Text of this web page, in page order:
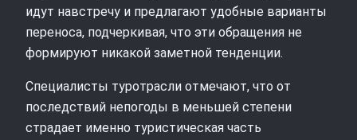
идут навстречу и предлагают удобные варианты
переноса, подчеркивая, что эти обращения не
формируют никакой заметной тенденции.
Специалисты туротрасли отмечают, что от
последствий непогоды в меньшей степени
страдает именно туристическая часть